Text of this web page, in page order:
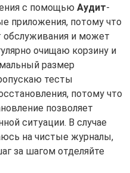
с помощью Аудит-
приложения, потому что
обслуживания и может
очищаю корзину и
размер
тесты
потому что
позволяет
ситуации. В случае
на чистые журналы,
за шагом отделяйте